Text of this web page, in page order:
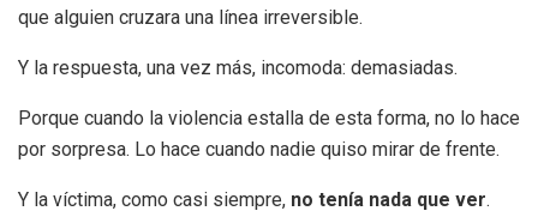
que alguien cruzara una línea irreversible.
Y la respuesta, una vez más, incomoda: demasiadas.
Porque cuando la violencia estalla de esta forma, no lo hace
por sorpresa. Lo hace cuando nadie quiso mirar de frente.
Y la víctima, como casi siempre, no tenía nada que ver.